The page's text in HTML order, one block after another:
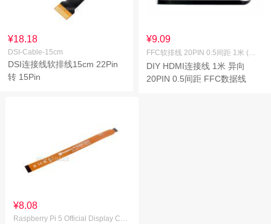
¥9.09
FFC软排线 20PIN 0.5间距 1米 (异向)
DIY HDMI连接线 1米 异向
20PIN 0.5间距 FFC数据线
¥18.18
DSI-Cable-15cm
DSI连接线软排线15cm 22Pin
转 15Pin
¥8.08
Raspberry Pi 5 Official Display Cable 200mm